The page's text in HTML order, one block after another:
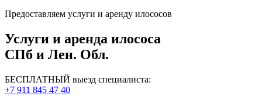
Предоставляем услуги и аренду илососов
Услуги и аренда илососа
СПб и Лен. Обл.
БЕСПЛАТНЫЙ выезд специалиста:
+7 911 845 47 40